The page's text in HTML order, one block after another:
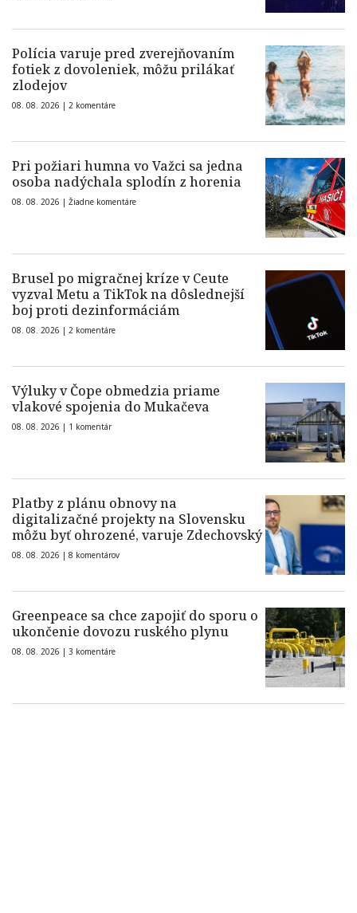
Polícia varuje pred zverejňovaním
fotiek z dovoleniek, môžu prilákať
zlodejov
08. 08. 2026 | 2 komentáre
Pri požiari humna vo Važci sa jedna
osoba nadýchala splodín z horenia
08. 08. 2026 | Žiadne komentáre
Brusel po migračnej kríze v Ceute
vyzval Metu a TikTok na dôslednejší
boj proti dezinformáciám
08. 08. 2026 | 2 komentáre
Výluky v Čope obmedzia priame
vlakové spojenia do Mukačeva
08. 08. 2026 | 1 komentár
Platby z plánu obnovy na
digitalizačné projekty na Slovensku
môžu byť ohrozené, varuje Zdechovský
08. 08. 2026 | 8 komentárov
Greenpeace sa chce zapojiť do sporu o
ukončenie dovozu ruského plynu
08. 08. 2026 | 3 komentáre